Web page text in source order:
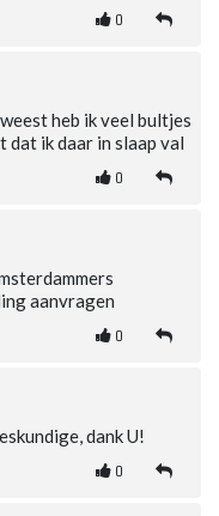
0
heb ik veel bultjes
dat ik daar in slaap val
0
aanvragen
0
dank U!
0